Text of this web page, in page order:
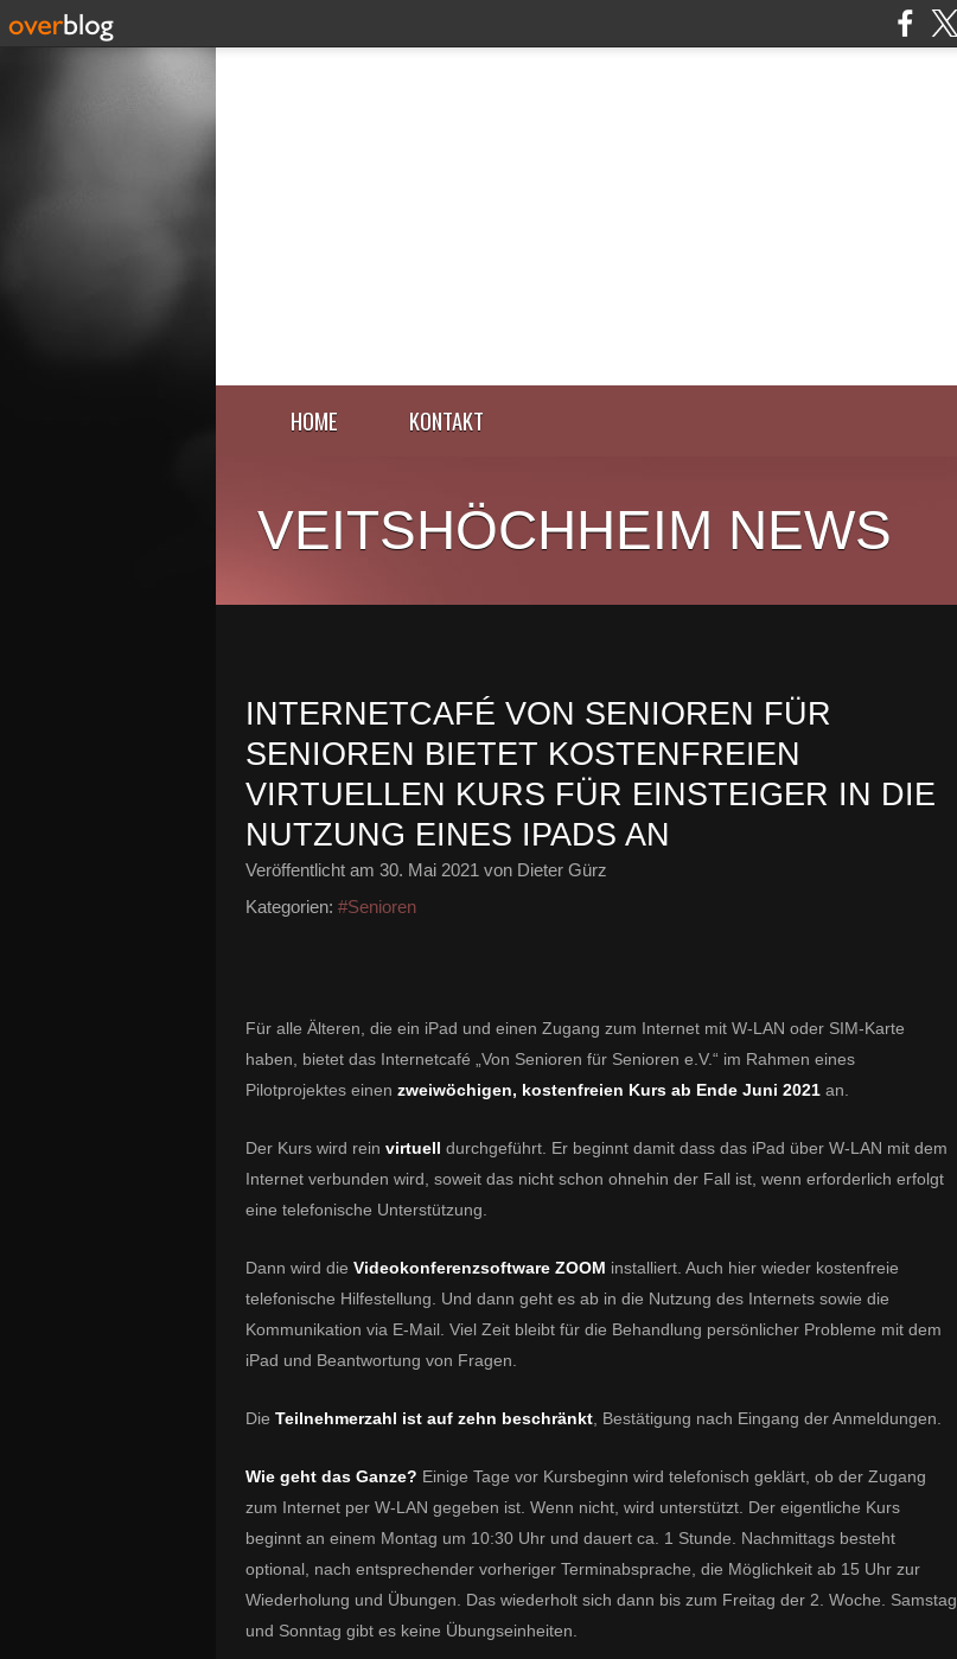
HOME KONTAKT
VEITSHÖCHHEIM NEWS
INTERNETCAFÉ VON SENIOREN FÜR
SENIOREN BIETET KOSTENFREIEN
VIRTUELLEN KURS FÜR EINSTEIGER IN DIE
NUTZUNG EINES IPADS AN
Veröffentlicht am 30. Mai 2021 von Dieter Gürz
Kategorien: #Senioren
Für alle Älteren, die ein iPad und einen Zugang zum Internet mit W-LAN oder SIM-Karte
haben, bietet das Internetcafé „Von Senioren für Senioren e.V.“ im Rahmen eines
Pilotprojektes einen zweiwöchigen, kostenfreien Kurs ab Ende Juni 2021 an.
Der Kurs wird rein virtuell durchgeführt. Er beginnt damit dass das iPad über W-LAN mit dem
Internet verbunden wird, soweit das nicht schon ohnehin der Fall ist, wenn erforderlich erfolgt
eine telefonische Unterstützung.
Dann wird die Videokonferenzsoftware ZOOM installiert. Auch hier wieder kostenfreie
telefonische Hilfestellung. Und dann geht es ab in die Nutzung des Internets sowie die
Kommunikation via E-Mail. Viel Zeit bleibt für die Behandlung persönlicher Probleme mit dem
iPad und Beantwortung von Fragen.
Die Teilnehmerzahl ist auf zehn beschränkt , Bestätigung nach Eingang der Anmeldungen.
Wie geht das Ganze? Einige Tage vor Kursbeginn wird telefonisch geklärt, ob der Zugang
zum Internet per W-LAN gegeben ist. Wenn nicht, wird unterstützt. Der eigentliche Kurs
beginnt an einem Montag um 10:30 Uhr und dauert ca. 1 Stunde. Nachmittags besteht
optional, nach entsprechender vorheriger Terminabsprache, die Möglichkeit ab 15 Uhr zur
Wiederholung und Übungen. Das wiederholt sich dann bis zum Freitag der 2. Woche. Samstag
und Sonntag gibt es keine Übungseinheiten.